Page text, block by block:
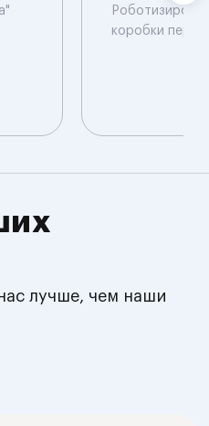
коробки
лучше, чем наши